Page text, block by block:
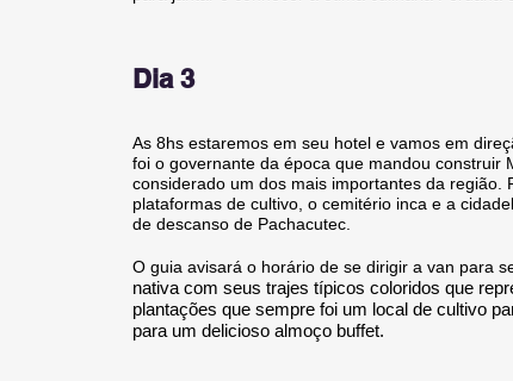
Dia 3
As 8hs estaremos em seu hotel e vamos em
foi o governante da época que mandou construir
considerado um dos mais importantes da região.
plataformas de cultivo, o cemitério inca e a
de descanso de Pachacutec.
O guia avisará o horário de se dirigir a van para
nativa com seus trajes típicos coloridos que
plantações que sempre foi um local de cultivo
para um delicioso almoço buffet.